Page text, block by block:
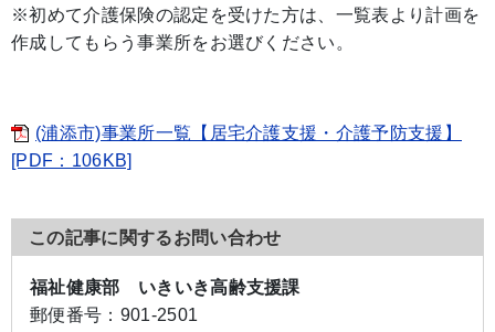
※初めて介護保険の認定を受けた方は、一覧表より計画を
作成してもらう事業所をお選びください。
(浦添市)事業所一覧【居宅介護支援・介護予防支援】
[PDF：106KB]
この記事に関するお問い合わせ
福祉健康部 いきいき高齢支援課
郵便番号： 901-2501